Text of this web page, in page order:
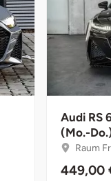
Audi RS
(Mo.-
Raum
449,00